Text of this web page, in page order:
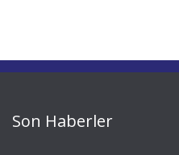
Son Haberler